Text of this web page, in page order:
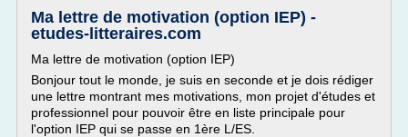
Ma lettre de motivation (option IEP) -
etudes-litteraires.com
Ma lettre de motivation (option IEP)
Bonjour tout le monde, je suis en seconde et je dois rédiger
une lettre montrant mes motivations, mon projet d'études et
professionnel pour pouvoir être en liste principale pour
l'option IEP qui se passe en 1ère L/ES.